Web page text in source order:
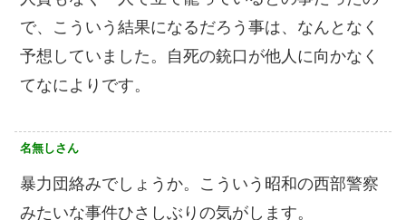
で、こういう結果になるだろう事は、なんとなく
予想していました。自死の銃口が他人に向かなく
てなによりです。
名無しさん
暴力団絡みでしょうか。こういう昭和の西部警察
みたいな事件ひさしぶりの気がします。